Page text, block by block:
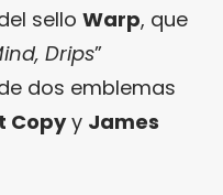
sello Warp, que
Drips”
dos emblemas
Copyy James